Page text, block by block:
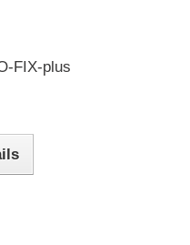
FIX-plus